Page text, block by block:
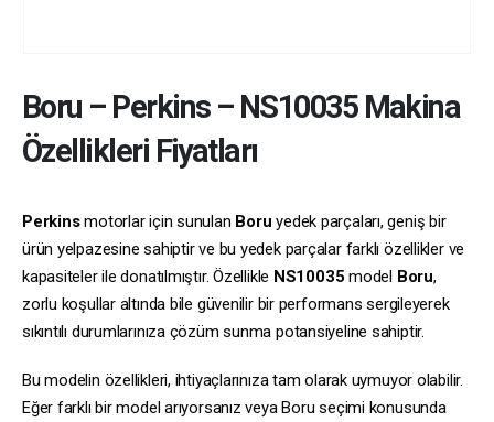
Boru – Perkins– NS10035Makina
Özellikleri Fiyatları
Perkinsmotorlar için sunulan Boru yedek parçaları, geniş bir
ürün yelpazesine sahiptir ve bu yedek parçalar farklı özellikler ve
kapasiteler ile donatılmıştır. Özellikle NS10035 model Boru,
zorlu koşullar altında bile güvenilir bir performans sergileyerek
sıkıntılı durumlarınıza çözüm sunma potansiyeline sahiptir.
Bu modelin özellikleri, ihtiyaçlarınıza tam olarak uymuyor olabilir.
Eğer farklı bir model arıyorsanız veya Boru seçimi konusunda